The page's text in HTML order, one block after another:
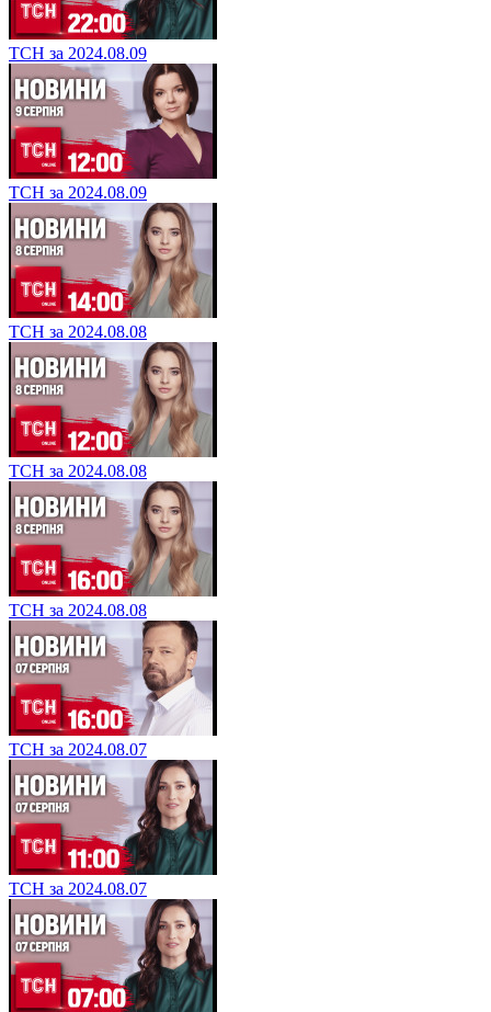
ТСН за 2024.08.09
ТСН за 2024.08.09
ТСН за 2024.08.08
ТСН за 2024.08.08
ТСН за 2024.08.08
ТСН за 2024.08.07
ТСН за 2024.08.07